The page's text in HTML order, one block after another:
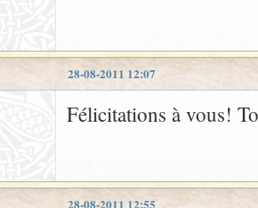
28-08-2011 12:07
Félicitations à vous!
28-08-2011 12:55